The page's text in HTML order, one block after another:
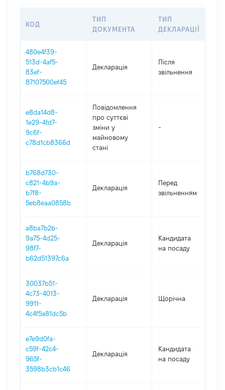
КОД
ТИП
ДОКУМЕНТА
ТИП
ДЕКЛАРАЦІЇ
480e4f39-
513d-4af5-
83ef-
87107500ef45
Декларація
Після
звільнення
e8da14d8-
1e29-4fd7-
9c6f-
c78d1cb8366d
Повідомлення
про суттєві
зміни y
майновому
стані
-
b768d730-
c821-4b9a-
b7f8-
5eb8eaa0858b
Декларація
Перед
звільненням
a8ba7b2b-
9a75-4d25-
98f7-
b62d51397c6a
Декларація
Кандидата
на посаду
30037b51-
4c73-4013-
9911-
4c4f5a81dc5b
Декларація Щорічна
e7e9d0fa-
c59f-42c4-
965f-
3598b3cb1c46
Декларація
Кандидата
на посаду